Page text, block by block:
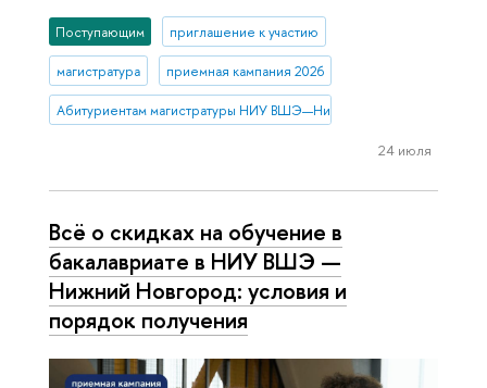
Поступающим приглашение к участию
магистратура приемная кампания 2026
Абитуриентам магистратуры НИУ ВШЭ—Нижний Новгород
24 июля
Всё о скидках на обучение в
бакалавриате в НИУ ВШЭ —
Нижний Новгород: условия и
порядок получения